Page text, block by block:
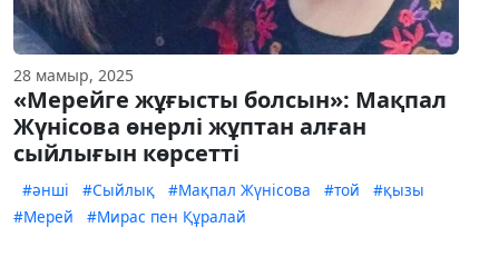
28 мамыр, 2025
«Мерейге жұғысты болсын»: Мақпал
Жүнісова өнерлі жұптан алған
сыйлығын көрсетті
#әнші #Сыйлық #Мақпал Жүнісова #той
#қызы
#Мерей
#Мирас пен Құралай